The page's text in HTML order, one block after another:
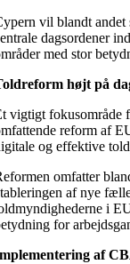
vil blandt
dagsordener
med stor
højt på
vigtigt fokusområde
reform af
og effektive
omfatter
af nye
i
for
af